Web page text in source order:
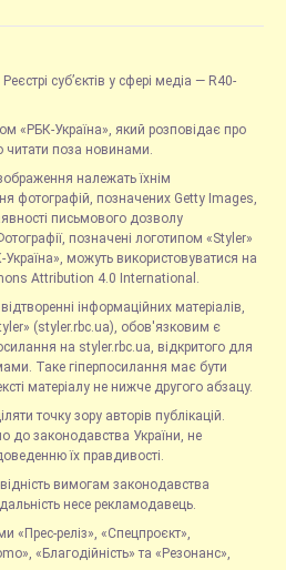
суб’єктів у сфері медіа — R40-
«РБК-Україна», який розповідає про
читати поза новинами.
зображення належать їхнім
фотографій, позначених Getty Images,
письмового дозволу
позначені логотипом «Styler»
можуть використовуватися на
Attribution 4.0 International.
інформаційних матеріалів,
(styler.rbc.ua), обов'язковим є
на styler.rbc.ua, відкритого для
Таке гіперпосилання має бути
матеріалу не нижче другого абзацу.
точку зору авторів публікацій.
до законодавства України, не
їх правдивості.
вимогам законодавства
несе рекламодавець.
«Прес-реліз», «Спецпроєкт»,
«Благодійність» та «Резонанс»,